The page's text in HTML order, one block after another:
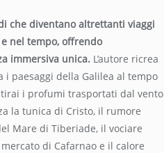
che diventano altrettanti viaggi
nel tempo, offrendo
immersiva unica. L’autore ricrea
i paesaggi della Galilea al tempo
i profumi trasportati dal vento
la tunica di Cristo, il rumore
Mare di Tiberiade, il vociare
di Cafarnao e il calore